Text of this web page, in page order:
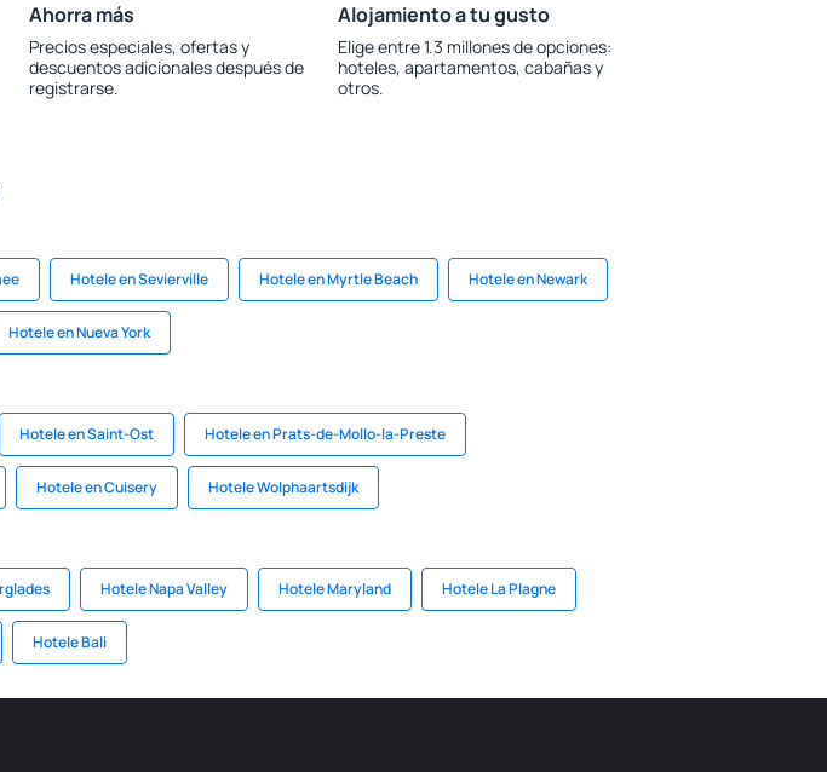
Ahorra más
Precios especiales, ofertas y
descuentos adicionales después de
registrarse.
Alojamiento a tu gusto
Elige entre 1.3 millones de opciones:
hoteles, apartamentos, cabañas y
otros.
Hotele en Sevierville Hotele en Myrtle Beach Hotele en Newark
Hotele en Nueva York
Hotele en Saint-Ost Hotele en Prats-de-Mollo-la-Preste
Hotele en Cuisery Hotele Wolphaartsdijk
Hotele Napa Valley Hotele Maryland Hotele La Plagne
Hotele Bali